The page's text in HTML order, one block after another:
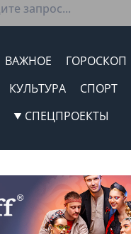
ВАЖНОЕ ГОРОСКОП
КУЛЬТУРА СПОРТ
СПЕЦПРОЕКТЫ